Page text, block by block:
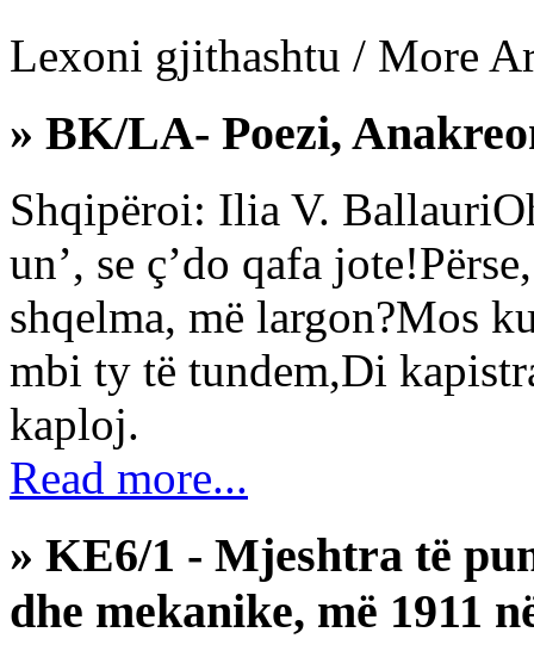
Lexoni gjithashtu / More
» BK/LA- Poezi,
Shqipëroi: Ilia V.
un’, se ç’do qafa
shqelma, më largon?Mos
mbi ty të tundem,Di
kaploj.
Read more...
» KE6/1 - Mjeshtra të
dhe mekanike, më 1911